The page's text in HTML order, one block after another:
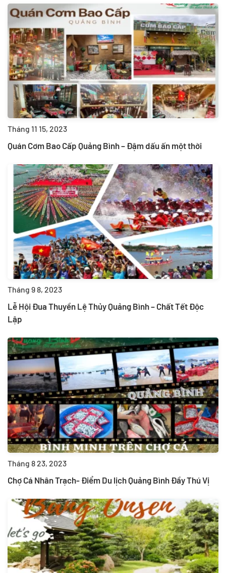
Tháng 11 15, 2023
Quán Cơm Bao Cấp Quảng Bình – Đậm dấu ấn một thời
Tháng 9 8, 2023
Lễ Hội Đua Thuyền Lệ Thủy Quảng Bình – Chất Tết Độc
Lập
Tháng 8 23, 2023
Chợ Cá Nhân Trạch- Điểm Du lịch Quảng Bình Đầy Thú Vị